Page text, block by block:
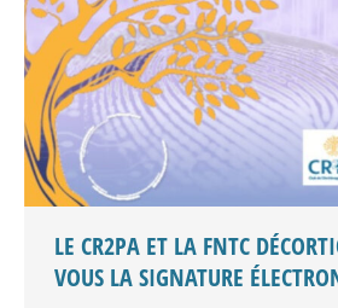
LE CR2PA ET LA FNTC
VOUS LA SIGNATURE